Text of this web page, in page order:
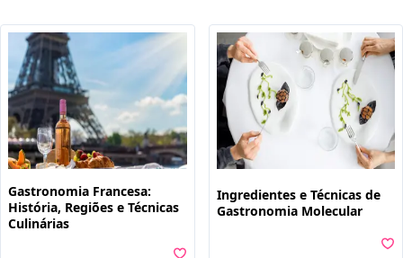
Gastronomia Francesa:
História, Regiões e Técnicas
Culinárias
Ingredientes e Técnicas de
Gastronomia Molecular